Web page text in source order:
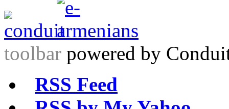
toolbar powered by
RSS Feed